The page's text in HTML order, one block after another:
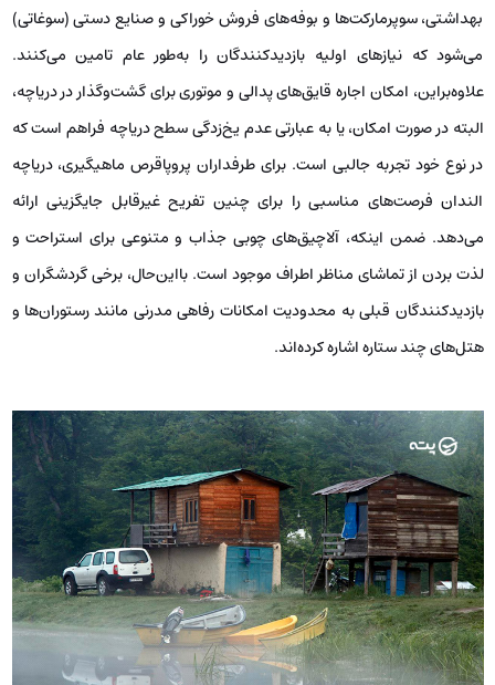
بهداشتی، سوپرمارکت‌ها و بوفه‌های فروش خوراکی و صنایع دستی (سوغاتی)
می‌شود که نیازهای اولیه بازدیدکنندگان را به‌طور عام تامین می‌کنند.
علاوه‌براین، امکان اجاره قایق‌های پدالی و موتوری برای گشت‌وگذار در دریاچه،
البته در صورت امکان، یا به عبارتی عدم یخ‌زدگی سطح دریاچه فراهم است که
در نوع خود تجربه جالبی است. برای طرفداران پروپاقرص ماهیگیری، دریاچه
الندان فرصت‌های مناسبی را برای چنین تفریح غیرقابل جایگزینی ارائه
می‌دهد. ضمن اینکه، آلاچیق‌های چوبی جذاب و متنوعی برای استراحت و
لذت بردن از تماشای مناظر اطراف موجود است. بااین‌حال، برخی گردشگران و
بازدیدکنندگان قبلی به محدودیت امکانات رفاهی مدرنی مانند رستوران‌ها و
هتل‌های چند ستاره اشاره کرده‌اند.